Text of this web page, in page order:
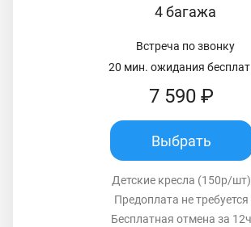
4 багажа
Встреча по звонку
20 мин. ожидания
7 590 ₽
Выбрать
Детские кресла (150р/шт)
Предоплата не требуется
Бесплатная отмена за 12ч